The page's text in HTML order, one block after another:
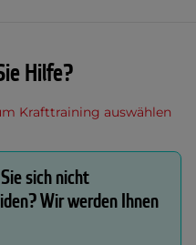
Hilfe?
Krafttraining auswählen
sich nicht
Wir werden Ihnen